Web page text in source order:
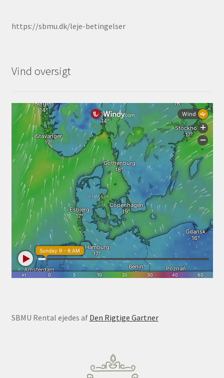
https://sbmu.dk/leje-betingelser
Vind oversigt
SBMU Rental ejedes af Den Rigtige Gartner